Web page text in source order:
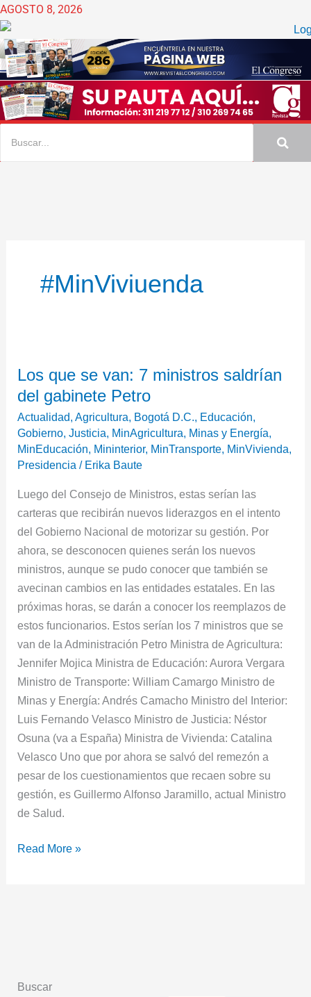
Ir
al
contenido
AGOSTO 8, 2026
#MinViviuenda
Los que se van: 7 ministros saldrían
del gabinete Petro
Actualidad,Agricultura, Bogotá D.C., Educación,
Gobierno,Justicia, MinAgricultura, Minas y Energía,
MinEducación, Mininterior, MinTransporte, MinVivienda,
Presidencia / Erika Baute
Luego del Consejo de Ministros, estas serían las
carteras que recibirán nuevos liderazgos en el intento
del Gobierno Nacional de motorizar su gestión. Por
ahora, se desconocen quienes serán los nuevos
ministros, aunque se pudo conocer que también se
avecinan cambios en las entidades estatales. En las
próximas horas, se darán a conocer los reemplazos de
estos funcionarios. Estos serían los 7 ministros que se
van de la Administración Petro Ministra de Agricultura:
Jennifer Mojica Ministra de Educación: Aurora Vergara
Ministro de Transporte: William Camargo Ministro de
Minas y Energía: Andrés Camacho Ministro del Interior:
Luis Fernando Velasco Ministro de Justicia: Néstor
Osuna (va a España) Ministra de Vivienda: Catalina
Velasco Uno que por ahora se salvó del remezón a
pesar de los cuestionamientos que recaen sobre su
gestión, es Guillermo Alfonso Jaramillo, actual Ministro
de Salud.
que
se
van:
7
ministros
saldrían
del
Petro
Read More »
Buscar